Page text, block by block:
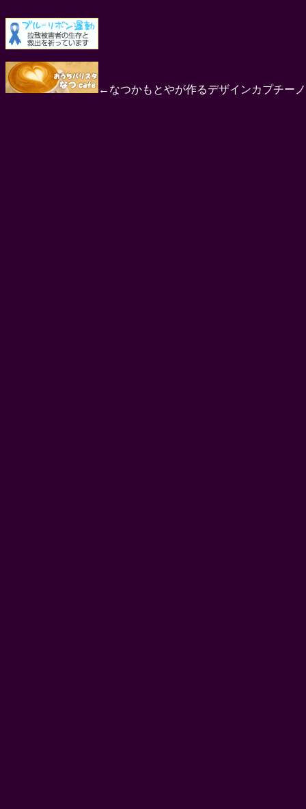
←なつかもとやが作るデザインカプチー